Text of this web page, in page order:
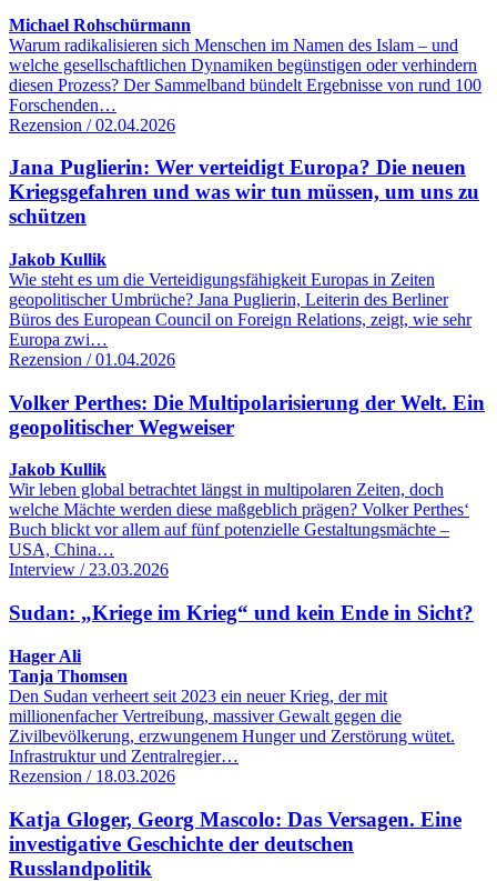
Michael Rohschürmann
Warum radikalisieren sich Menschen im Namen des Islam – und
welche gesellschaftlichen Dynamiken begünstigen oder verhindern
diesen Prozess? Der Sammelband bündelt Ergebnisse von rund 100
Forschenden…
Rezension / 02.04.2026
Jana Puglierin: Wer verteidigt Europa? Die neuen
Kriegsgefahren und was wir tun müssen, um uns zu
schützen
Jakob Kullik
Wie steht es um die Verteidigungsfähigkeit Europas in Zeiten
geopolitischer Umbrüche? Jana Puglierin, Leiterin des Berliner
Büros des European Council on Foreign Relations, zeigt, wie sehr
Europa zwi…
Rezension / 01.04.2026
Volker Perthes: Die Multipolarisierung der Welt. Ein
geopolitischer Wegweiser
Jakob Kullik
Wir leben global betrachtet längst in multipolaren Zeiten, doch
welche Mächte werden diese maßgeblich prägen? Volker Perthes‘
Buch blickt vor allem auf fünf potenzielle Gestaltungsmächte –
USA, China…
Interview / 23.03.2026
Sudan: „Kriege im Krieg“ und kein Ende in Sicht?
Hager Ali
Tanja Thomsen
Den Sudan verheert seit 2023 ein neuer Krieg, der mit
millionenfacher Vertreibung, massiver Gewalt gegen die
Zivilbevölkerung, erzwungenem Hunger und Zerstörung wütet.
Infrastruktur und Zentralregier…
Rezension / 18.03.2026
Katja Gloger, Georg Mascolo: Das Versagen. Eine
investigative Geschichte der deutschen
Russlandpolitik